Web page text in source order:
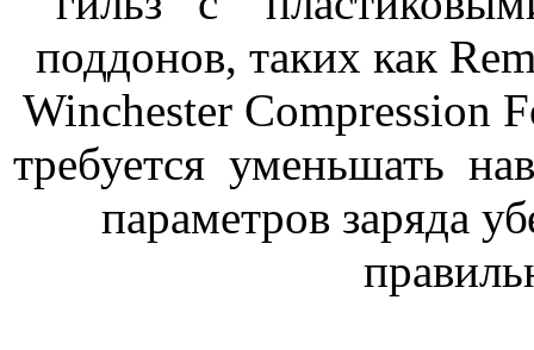
поддонов, таких как
Winchester Compression
требуется уменьшать
параметров заряда